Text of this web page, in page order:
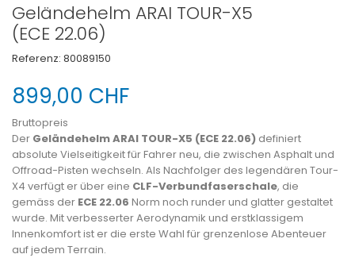
Geländehelm ARAI TOUR-X5
(ECE 22.06)
Referenz: 80089150
899,00 CHF
Bruttopreis
Der Geländehelm ARAI TOUR-X5 (ECE 22.06) definiert
absolute Vielseitigkeit für Fahrer neu, die zwischen Asphalt und
Offroad-Pisten wechseln. Als Nachfolger des legendären Tour-
X4 verfügt er über eine CLF-Verbundfaserschale, die
gemäss der ECE 22.06 Norm noch runder und glatter gestaltet
wurde. Mit verbesserter Aerodynamik und erstklassigem
Innenkomfort ist er die erste Wahl für grenzenlose Abenteuer
auf jedem Terrain.